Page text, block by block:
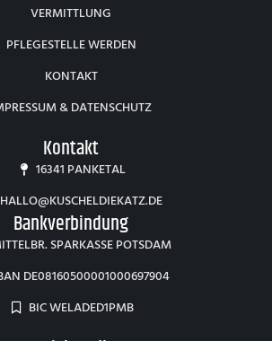
VERMITTLUNG
PFLEGESTELLE WERDEN
KONTAKT
& DATENSCHUTZ
Kontakt
16341 PANKETAL
HALLO@KUSCHELDIEKATZ.DE
Bankverbindung
SPARKASSE POTSDAM
DE08160500001000697904
BIC WELADED1PMB